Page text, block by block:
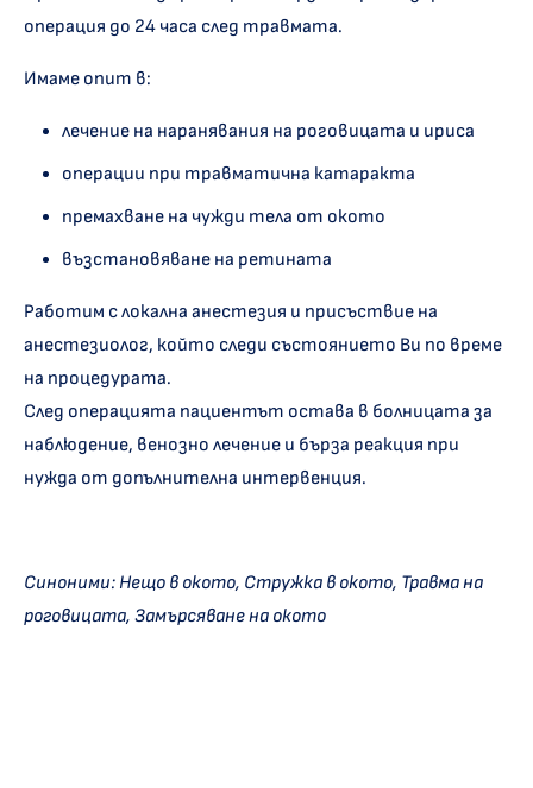
операция до 24 часа след травмата.
Имаме опит в:
лечение на наранявания на роговицата и ириса
операции при травматична катаракта
премахване на чужди тела от окото
възстановяване на ретината
Работим с локална анестезия и присъствие на
анестезиолог, който следи състоянието Ви по време
на процедурата.
След операцията пациентът остава в болницата за
наблюдение, венозно лечение и бърза реакция при
нужда от допълнителна интервенция.
Синоними: Нещо в окото, Стружка в окото, Травма на
роговицата, Замърсяване на окото